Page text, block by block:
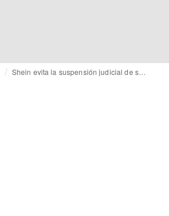
Shein evita la suspensión judicial de su web en Francia